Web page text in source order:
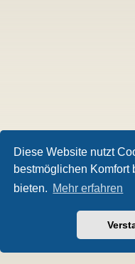
Diese Website nutzt
bestmöglichen Komfort
bieten. Mehr erfahren